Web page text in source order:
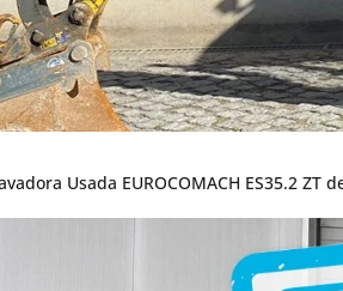
Usada EUROCOMACH ES35.2 ZT